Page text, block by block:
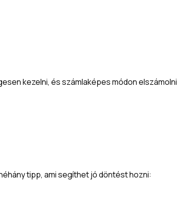
kezelni, és számlaképes módon elszámolni
tipp, ami segíthet jó döntést hozni: